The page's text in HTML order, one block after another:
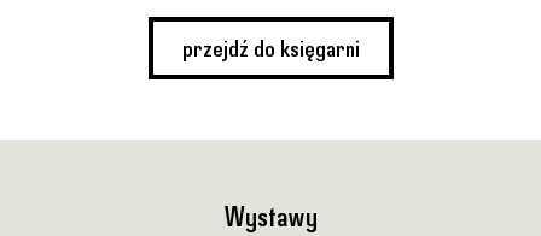
przejdź do księgarni
Wystawy